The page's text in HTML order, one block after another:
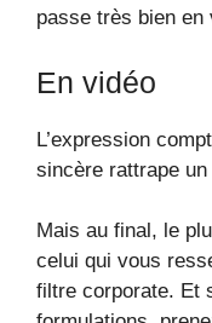
passe très bien en
En vidéo
L’expression
sincère rattrape
Mais au final, le
celui qui vous
filtre corporate. Et